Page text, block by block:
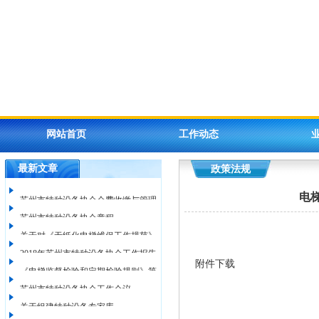
网站首页 工作动态
考试考核 检验机构
最新文章
苏州市特种设备协会会费收缴与管理
办法
苏州市特种设备协会章程
关于对《无纸化电梯维保工作规范》
征求意见稿征询意见的通知 - 苏州市
2018年苏州市特种设备协会工作报告
《电梯监督检验和定期检验规则》第
2号修改单宣贯班的通知
苏州市特种设备协会工作会议
关于组建特种设备专家库
政策法规
电
附件下载